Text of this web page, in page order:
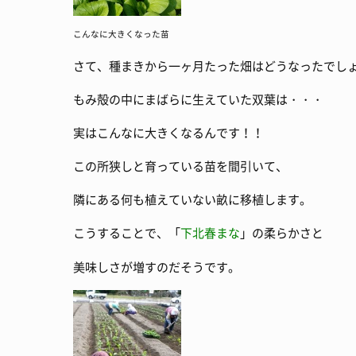
こんなに大きくなった苗
さて、種まきから一ヶ月たった畑はどうなったでし
もみ殻の中にまばらに生えていた双葉は・・・
実はこんなに大きくなるんです！！
この所狭しと育っている苗を間引いて、
隣にある何も植えていない畝に移植します。
こうすることで、「下北春まな 」の柔らかさと
美味しさが増すのだそうです。